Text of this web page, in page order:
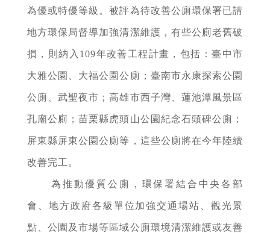
為優或特優等級。被評為待改善公廁環保署已請
地方環保局督導加強清潔維護，有些公廁老舊破
損，則納入109年改善工程計畫，包括：臺中市
大雅公園、大福公園公廁；臺南市永康探索公園
公廁、武聖夜市；高雄市西子灣、蓮池潭風景區
孔廟公廁；苗栗縣虎頭山公園紀念石頭碑公廁；
屏東縣屏東公園公廁等，這些公廁將在今年陸續
改善完工。
為推動優質公廁，環保署結合中央各部
會、地方政府各級單位加強交通場站、觀光景
點、公園及市場等區域公廁環境清潔維護或友善